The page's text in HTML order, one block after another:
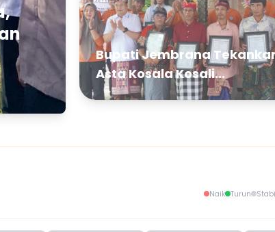
Bupati Jembrana
Asta Kosala Kosali...
Naik Turun